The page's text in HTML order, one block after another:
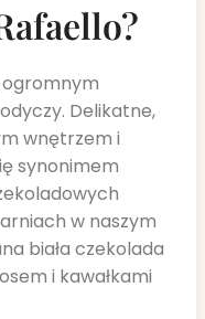
ogromnym
Delikatne,
wnętrzem i
synonimem
w naszym
biała czekolada
i kawałkami